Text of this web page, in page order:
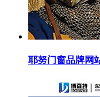
耶努门窗品牌网